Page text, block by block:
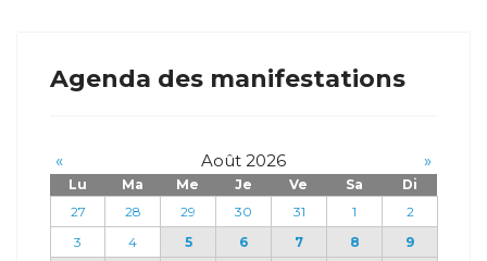
Agenda des manifestations
« Août 2026 »
Lu Ma Me Je Ve Sa
Di
27
28 29 30 31 1
2
3
4 5 6 7 8
9